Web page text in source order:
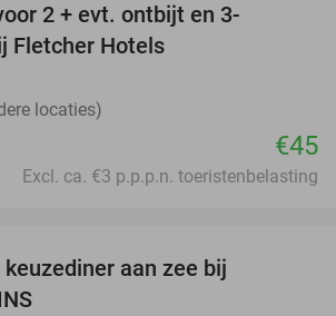
2 + evt. ontbijt en 3-
Fletcher Hotels
locaties)
€45
Excl. ca. €3 p.p.p.n. toeristenbelasting
aan zee bij